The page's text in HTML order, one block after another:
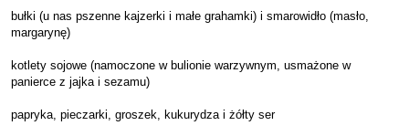
bułki (u nas pszenne kajzerki i małe grahamki) i smarowidło (masło,
margarynę)
kotlety sojowe (namoczone w bulionie warzywnym, usmażone w
panierce z jajka i sezamu)
papryka, pieczarki, groszek, kukurydza i żółty ser